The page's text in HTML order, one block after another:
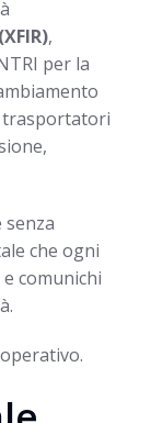
,
per la
trasportatori
che ogni
comunichi